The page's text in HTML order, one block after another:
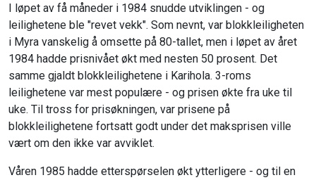
I løpet av få måneder i 1984 snudde utviklingen - og
leilighetene ble "revet vekk". Som nevnt, var blokkleiligheten
i Myra vanskelig å omsette på 80-tallet, men i løpet av året
1984 hadde prisnivået økt med nesten 50 prosent. Det
samme gjaldt blokkleilighetene i Karihola. 3-roms
leilighetene var mest populære - og prisen økte fra uke til
uke. Til tross for prisøkningen, var prisene på
blokkleilighetene fortsatt godt under det maksprisen ville
vært om den ikke var avviklet.
Våren 1985 hadde etterspørselen økt ytterligere - og til en